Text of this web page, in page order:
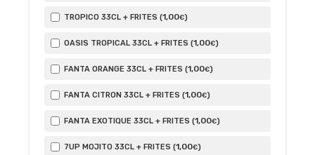
TROPICO 33CL + FRITES (1,00€)
OASIS TROPICAL 33CL + FRITES (1,00€)
FANTA ORANGE 33CL + FRITES (1,00€)
FANTA CITRON 33CL + FRITES (1,00€)
FANTA EXOTIQUE 33CL + FRITES (1,00€)
7UP MOJITO 33CL + FRITES (1,00€)